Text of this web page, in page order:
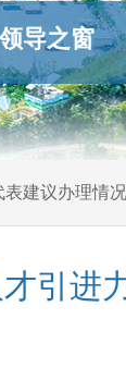
领导之窗
表建议办理情况
才引